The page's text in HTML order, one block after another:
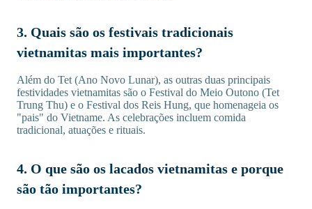
3. Quais são os festivais tradicionais
vietnamitas mais importantes?
Além do Tet (Ano Novo Lunar), as outras duas principais
festividades vietnamitas são o Festival do Meio Outono (Tet
Trung Thu) e o Festival dos Reis Hung, que homenageia os
"pais" do Vietname. As celebrações incluem comida
tradicional, atuações e rituais.
4. O que são os lacados vietnamitas e porque
são tão importantes?